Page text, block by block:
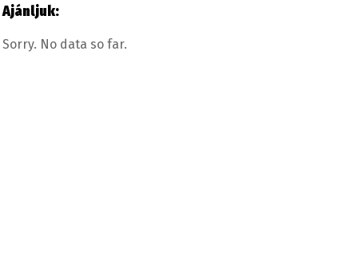
Ajánljuk:
Sorry. No data so far.